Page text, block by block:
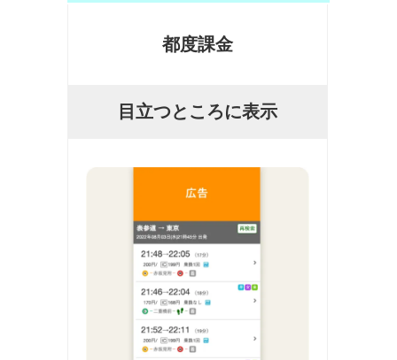
都度課金
目立つところに表示